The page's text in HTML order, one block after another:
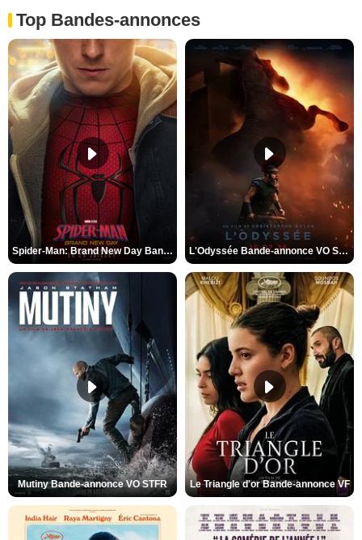
Top Bandes-annonces
Spider-Man: Brand New Day Bande-annonce VO STFR L'Odyssée Bande-annonce VO STFR
Mutiny Bande-annonce VO STFR Le Triangle d'or Bande-annonce VF